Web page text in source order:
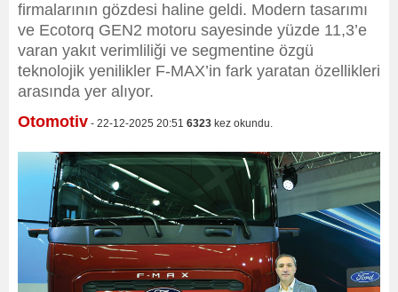
firmalarının gözdesi haline geldi. Modern tasarımı
ve Ecotorq GEN2 motoru sayesinde yüzde 11,3’e
varan yakıt verimliliği ve segmentine özgü
teknolojik yenilikler F-MAX’in fark yaratan özellikleri
arasında yer alıyor.
Otomotiv - 22-12-2025 20:51 6323 kez okundu.